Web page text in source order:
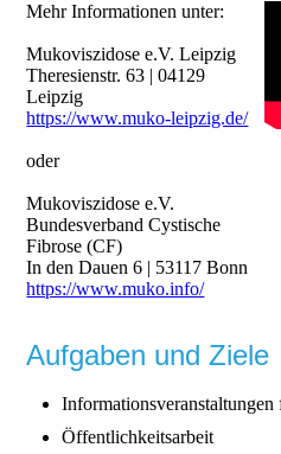
Mehr Informationen unter:
Mukoviszidose e.V. Leipzig
Theresienstr. 63 | 04129
Leipzig
https://www.muko-leipzig.de/
oder
Mukoviszidose e.V.
Bundesverband Cystische
Fibrose (CF)
In den Dauen 6 | 53117 Bonn
https://www.muko.info/
Aufgaben und Ziele
Öffentlichkeitsarbeit